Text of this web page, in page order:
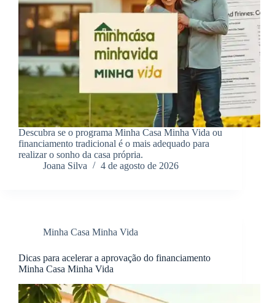
Descubra se o programa Minha Casa Minha Vida ou
financiamento tradicional é o mais adequado para
realizar o sonho da casa própria.
Joana Silva
4 de agosto de 2026
Minha Casa Minha Vida
Dicas para acelerar a aprovação do financiamento
Minha Casa Minha Vida